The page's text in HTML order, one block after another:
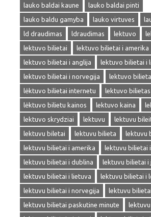
lauko baldai kaune
lauko baldai pinti
lauko baldu gamyba
lauko virtuves
ld draudimas
ldraudimas lektuvo
lektuvo bilietai
lektuvo bilietai i amerika
lektuvo bilietai i anglija
lektuvo bilietai i
lektuvo bilietai i norvegija
lektuvo
lėktuvo bilietai internetu
lektuvo bilietas
lėktuvo bilietu kainos
lektuvo kaina
lektuvo skrydziai
lektuvu
lektuvu
lektuvu biletai
lektuvu bilieta
lektuvu
lektuvu bilietai i amerika
lektuvu bilietai
lektuvu bilietai i dublina
lektuvu bilietai i
lektuvu bilietai i lietuva
lektuvu bilietai i
lektuvu bilietai i norvegija
lektuvu
lektuvu bilietai paskutine minute